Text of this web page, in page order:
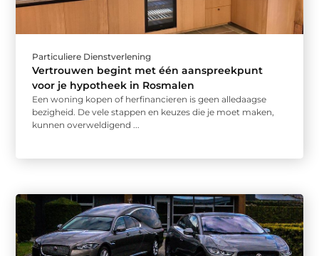
Particuliere Dienstverlening
Vertrouwen begint met één aanspreekpunt
voor je hypotheek in Rosmalen
Een woning kopen of herfinancieren is geen alledaagse
bezigheid. De vele stappen en keuzes die je moet maken,
kunnen overweldigend ...